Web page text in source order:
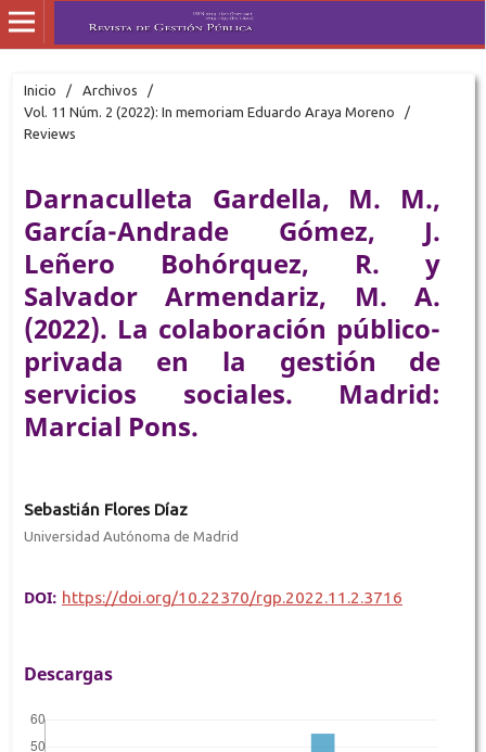
Inicio / Archivos
/
Vol. 11 Núm. 2 (2022): In memoriam Eduardo Araya Moreno
/
Reviews
Darnaculleta Gardella, M. M.,
García-Andrade Gómez, J.
Leñero Bohórquez, R. y
Salvador Armendariz, M. A.
(2022). La colaboración público-
privada en la gestión de
servicios sociales. Madrid:
Marcial Pons.
Sebastián Flores Díaz
Universidad Autónoma de Madrid
DOI: https://doi.org/10.22370/rgp.2022.11.2.3716
Descargas